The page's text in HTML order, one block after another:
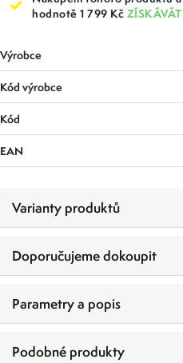
hodnotě 1 799 Kč
Výrobce
Kód výrobce
Kód
EAN
Varianty produktů
Doporučujeme dokoupit
Parametry a popis
Podobné produkty